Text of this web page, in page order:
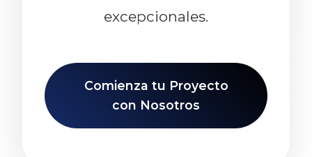
excepcionales.
Comienza tu Proyecto
con Nosotros